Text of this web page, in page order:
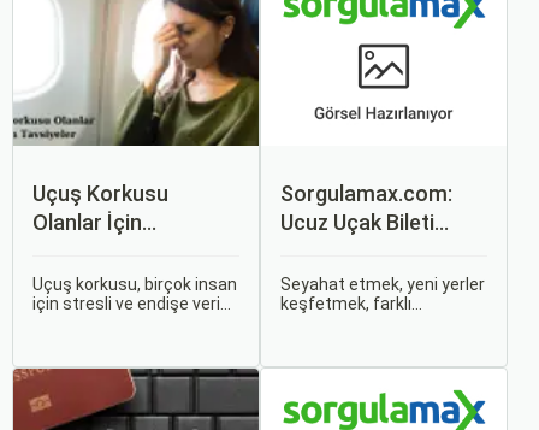
Uçuş Korkusu
Olanlar İçin
Uçuş korkusu, birçok insan
için stresli ve endişe verici
etmek zorunda olan kişiler
için büyük bir sorun teşkil
edebilir.
Sorgulamax.com:
Ucuz Uçak Bileti
Seyahat etmek, yeni yerler
keşfetmek, farklı
ilk adımı ise, genellikle bir
uçak bileti satın almaktır.